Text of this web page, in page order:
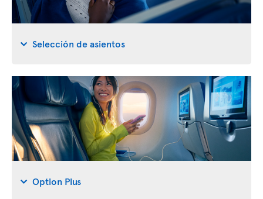
Selección de asientos
Option Plus